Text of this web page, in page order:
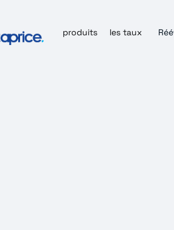
produits les taux